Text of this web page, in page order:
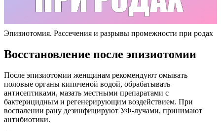
Эпизиотомия. Рассечения и разрывы промежности при родах
Восстановление после эпизиотомии
После эпизиотомии женщинам рекомендуют омывать
половые органы кипяченой водой, обрабатывать
антисептиками, мазать местными препаратами с
бактерицидным и регенерирующим воздействием. При
воспалении рану дезинфицируют УФ-лучами, принимают
антибиотики.